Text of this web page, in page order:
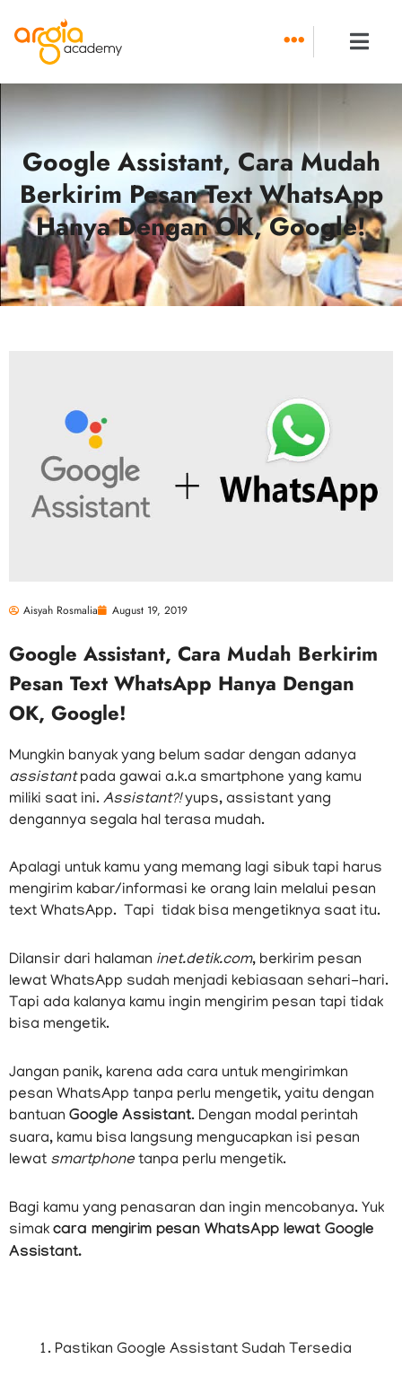
content
Google Assistant, Cara Mudah
Berkirim Pesan Text WhatsApp
Hanya Dengan OK, Google!
Aisyah Rosmalia August 19, 2019
Google Assistant, Cara Mudah Berkirim
Pesan Text WhatsApp Hanya Dengan
OK, Google!
Mungkin banyak yang belum sadar dengan adanya
assistantpada gawai a.k.a smartphone yang kamu
miliki saat ini. Assistant?!yups, assistant yang
dengannya segala hal terasa mudah.
Apalagi untuk kamu yang memang lagi sibuk tapi harus
mengirim kabar/informasi ke orang lain melalui pesan
text WhatsApp. Tapi tidak bisa mengetiknya saat itu.
Dilansir dari halaman inet.detik.com, berkirim pesan
lewat WhatsApp sudah menjadi kebiasaan sehari-hari.
Tapi ada kalanya kamu ingin mengirim pesan tapi tidak
bisa mengetik.
Jangan panik, karena ada cara untuk mengirimkan
pesan WhatsApp tanpa perlu mengetik, yaitu dengan
bantuan Google Assistant. Dengan modal perintah
suara, kamu bisa langsung mengucapkan isi pesan
lewat smartphone tanpa perlu mengetik.
Bagi kamu yang penasaran dan ingin mencobanya. Yuk
simak cara mengirim pesan WhatsApp lewat Google
Assistant.
Pastikan Google Assistant Sudah Tersedia